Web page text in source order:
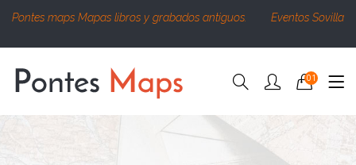
Pontes maps Mapas libros y grabados antiguos. Eventos Sovilla
01